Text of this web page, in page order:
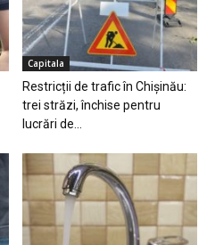
Capitala
Restricții de trafic în Chișinău:
trei străzi, închise pentru
lucrări de...